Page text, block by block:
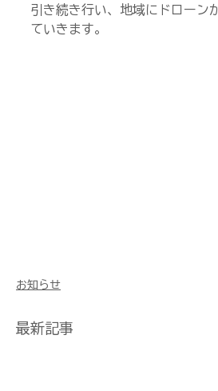
引き続き行い、地域にドローン
ていきます。
お知らせ
最新記事